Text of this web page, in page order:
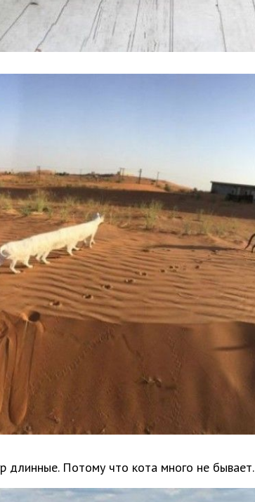
длинные. Потому что кота много не бывает.